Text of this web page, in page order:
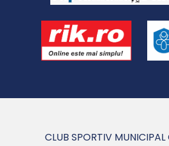
CLUB SPORTIV